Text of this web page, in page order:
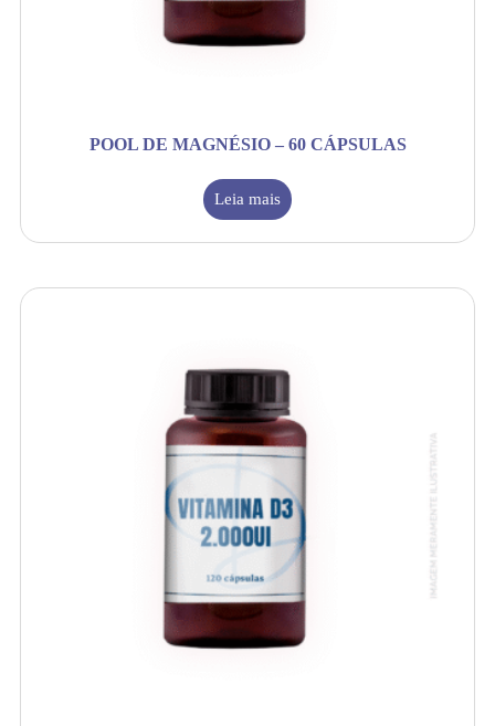
POOL DE MAGNÉSIO – 60 CÁPSULAS
Leia mais